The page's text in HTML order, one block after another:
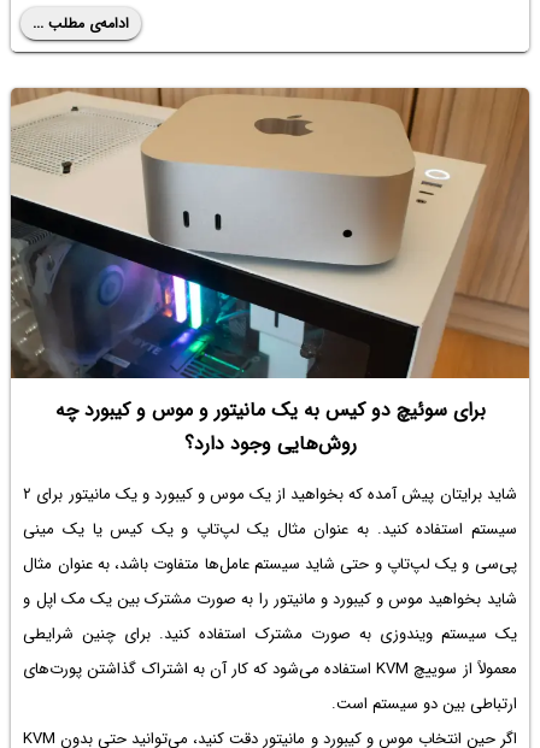
ادامه‌ی مطلب ...
برای سوئیچ دو کیس به یک مانیتور و موس و کیبورد چه
روش‌هایی وجود دارد؟
شاید برایتان پیش آمده که بخواهید از یک موس و کیبورد و یک مانیتور برای ۲
سیستم استفاده کنید. به عنوان مثال یک لپ‌تاپ و یک کیس یا یک مینی
پی‌سی و یک لپ‌تاپ و حتی شاید سیستم عامل‌ها متفاوت باشد، به عنوان مثال
شاید بخواهید موس و کیبورد و مانیتور را به صورت مشترک بین یک مک اپل و
یک سیستم ویندوزی به صورت مشترک استفاده کنید. برای چنین شرایطی
معمولاً از سوییچ KVM استفاده می‌شود که کار آن به اشتراک گذاشتن پورت‌های
ارتباطی بین دو سیستم است.
اگر حین انتخاب موس و کیبورد و مانیتور دقت کنید، می‌توانید حتی بدون KVM